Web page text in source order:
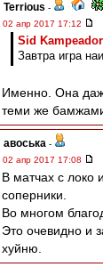
Terrious -
02 апр 2017 17:12
Sid
Завтра игра
Именно. Она
теми же
авоська -
02 апр 2017 17:08
В матчах с локо
соперники.
Во многом
Это очевидно и
хуйню.